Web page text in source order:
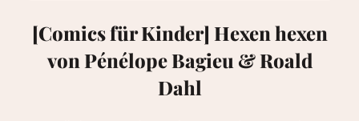
[Comics für Kinder] Hexen hexen
von Pénélope Bagieu & Roald
Dahl